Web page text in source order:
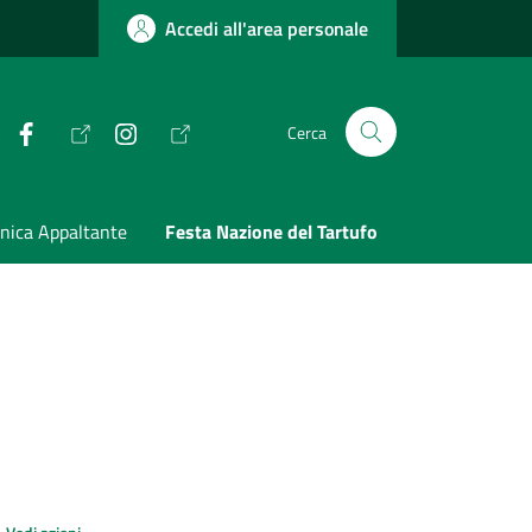
Accedi all'area personale
Facebook Instagram Cerca
Appaltante Festa Nazione del Tartufo